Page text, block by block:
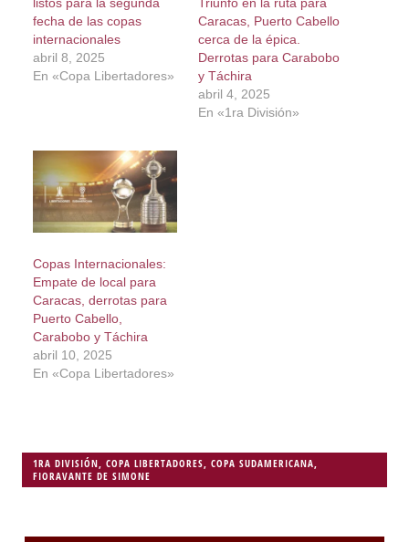
fecha de las copas
internacionales
abril 8, 2025
En «Copa Libertadores»
Caracas, Puerto Cabello
cerca de la épica.
Derrotas para Carabobo
y Táchira
abril 4, 2025
En «1ra División»
Copas Internacionales:
Empate de local para
Caracas, derrotas para
Puerto Cabello,
Carabobo y Táchira
abril 10, 2025
En «Copa Libertadores»
1RA DIVISIÓN, COPA LIBERTADORES, COPA SUDAMERICANA,
FIORAVANTE DE SIMONE